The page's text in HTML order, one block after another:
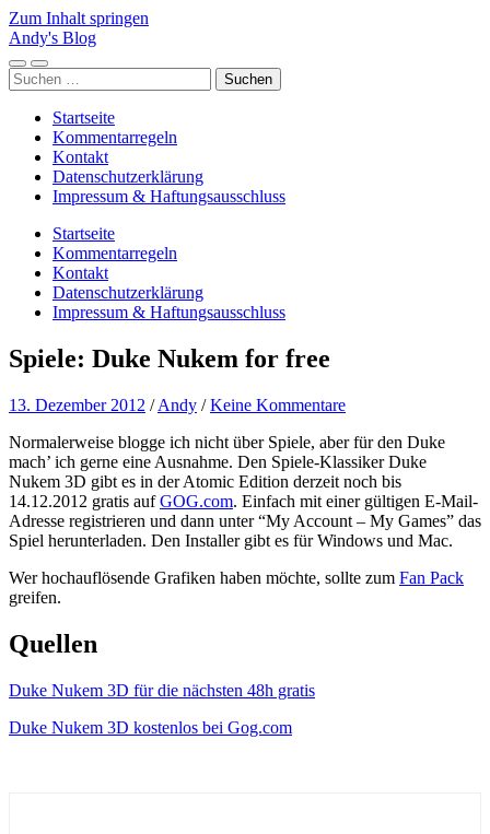
Zum Inhalt springen
Andy's Blog
Mobile-
Menü
Suchfeld
ein-/ausblenden
Suchen
nach:
Startseite
Kommentarregeln
Kontakt
Datenschutzerklärung
Impressum & Haftungsausschluss
Startseite
Kommentarregeln
Kontakt
Datenschutzerklärung
Impressum & Haftungsausschluss
Spiele: Duke Nukem for free
13. Dezember 2012 /Andy /Keine Kommentare
Normalerweise blogge ich nicht über Spiele, aber für den Duke
mach’ ich gerne eine Ausnahme. Den Spiele-Klassiker Duke
Nukem 3D gibt es in der Atomic Edition derzeit noch bis
14.12.2012 gratis aufGOG.com. Einfach mit einer gültigen E-Mail-
Adresse registrieren und dann unter “My Account – My Games” das
Spiel herunterladen. Den Installer gibt es für Windows und Mac.
Wer hochauflösende Grafiken haben möchte, sollte zum Fan Pack
greifen.
Quellen
Duke Nukem 3D für die nächsten 48h gratis
Duke Nukem 3D kostenlos bei Gog.com